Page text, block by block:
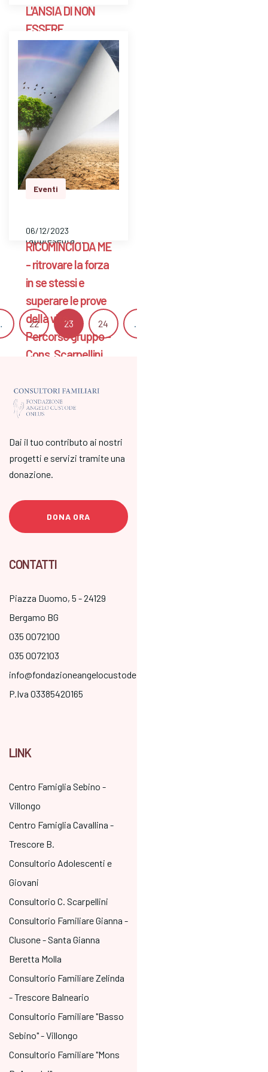
L'ANSIA DI NON
ESSERE
ABBASTANZA -
percorso di
psicoterapia di
gruppo
L’autostima, intesa
come la modalità
attraverso cui una
persona valuta,
apprezza e trae
rappresenta …
Eventi
06/12/2023
RICOMINCIO DA ME
- ritrovare la forza
in se stessi e
superare le prove
della vita-
Percorso gruppo -
Cons. Scarpellini
Risvegliare le risorse
personali per
le prove della vita.
Acquisire maggiore
consapevolezza dei
22 23 24 …
Dai il tuo contributo ai nostri
progetti e servizi tramite una
donazione.
DONA ORA
CONTATTI
Piazza Duomo, 5 - 24129
Bergamo BG
035 0072100
035 0072103
info@fondazioneangelocustode.it
P.Iva 03385420165
LINK
Centro Famiglia Sebino -
Villongo
Centro Famiglia Cavallina -
Trescore B.
Consultorio Adolescenti e
Giovani
Consultorio C. Scarpellini
Consultorio Familiare Gianna -
Clusone - Santa Gianna
Beretta Molla
Consultorio Familiare Zelinda
- Trescore Balneario
Consultorio Familiare "Basso
Sebino" - Villongo
Consultorio Familiare "Mons